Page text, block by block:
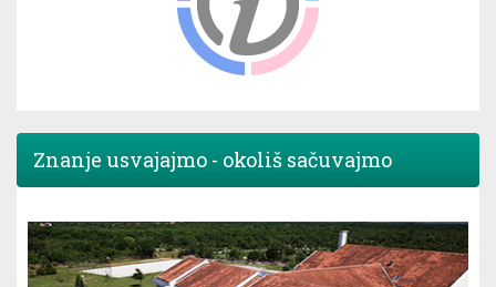
Znanje usvajajmo - okoliš sačuvajmo